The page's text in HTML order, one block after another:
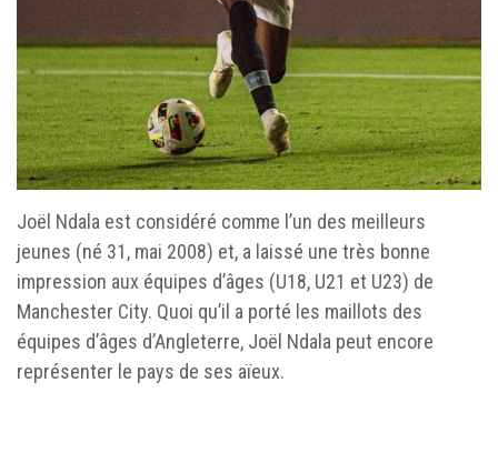
Joël Ndala est considéré comme l’un des meilleurs
jeunes (né 31, mai 2008) et, a laissé une très bonne
impression aux équipes d’âges (U18, U21 et U23) de
Manchester City. Quoi qu’il a porté les maillots des
équipes d’âges d’Angleterre, Joël Ndala peut encore
représenter le pays de ses aïeux.